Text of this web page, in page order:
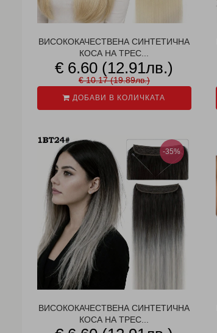
ВИСОКОКАЧЕСТВЕНА СИНТЕТИЧНА
КОСА НА ТРЕС...
€ 6.60 (12.91лв.)
€ 10.17 (19.89лв.)
ДОБАВИ В КОЛИЧКАТА
-35%
ВИСОКОКАЧЕСТВЕНА СИНТЕТИЧНА
КОСА НА ТРЕС...